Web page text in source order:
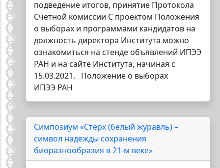
подведение итогов, принятие Протокола
Счетной комиссии С проектом Положения
о выборах и программами кандидатов на
должность директора Института можно
ознакомиться на стенде объявлений ИПЭЭ
РАН и на сайте Института, начиная с
15.03.2021. Положение о выборах
ИПЭЭ РАН
Симпозиум «Стерх (белый журавль) –
символ надежды сохранения
биоразнообразия в 21-м веке»